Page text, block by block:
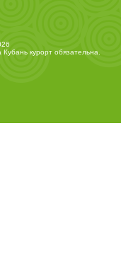
Кубань курортобязательна.